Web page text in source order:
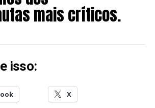
mais críticos.
isso:
X